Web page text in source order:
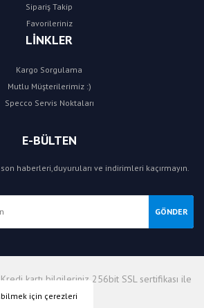
için çerezleri
Sipariş Takip
Favorileriniz
LİNKLER
Kargo Sorgulama
Mutlu Müşterilerimiz :)
Specco Servis Noktaları
E-BÜLTEN
haberleri,duyuruları ve indirimleri kaçırmayın.
GÖNDER
Kredi kartı bilgileriniz 256bit SSL sertifikası ile
korunmaktadır.